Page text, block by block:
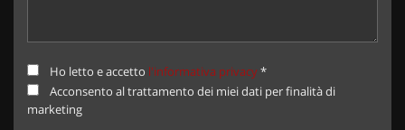
Ho letto e accetto l'informativa privacy*
Acconsento al trattamento dei miei dati per finalità di
marketing